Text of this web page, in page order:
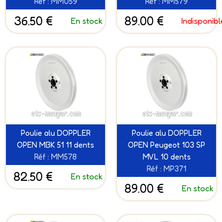
36.50 € En stock 89.00 €
Poulie alu DOPPLER
OPEN MBK 51 11 dents
Réf : MM578
82.50 € En stock
Poulie alu DOPPLER
OPEN Peugeot 103 SP
MVL 10 dents
Réf : MP371
89.00 € En stock